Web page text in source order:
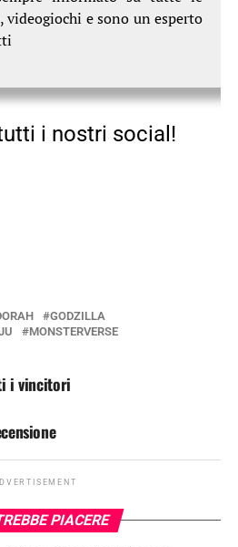
e sono un esperto
i nostri social!
GODZILLA
MONSTERVERSE
i vincitori
PIACERE